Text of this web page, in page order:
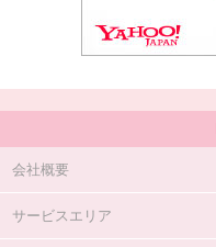
会社概要
サービスエリア